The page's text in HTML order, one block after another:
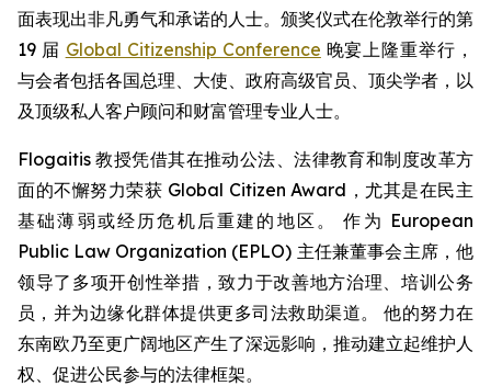
面表现出非凡勇气和承诺的人士。颁奖仪式在伦敦举行的第
19 届 Global Citizenship Conference 晚宴上隆重举行，
与会者包括各国总理、大使、政府高级官员、顶尖学者，以
及顶级私人客户顾问和财富管理专业人士。
Flogaitis 教授凭借其在推动公法、法律教育和制度改革方
面的不懈努力荣获 Global Citizen Award，尤其是在民主
基础薄弱或经历危机后重建的地区。 作为 European
Public Law Organization (EPLO) 主任兼董事会主席，他
领导了多项开创性举措，致力于改善地方治理、培训公务
员，并为边缘化群体提供更多司法救助渠道。 他的努力在
东南欧乃至更广阔地区产生了深远影响，推动建立起维护人
权、促进公民参与的法律框架。